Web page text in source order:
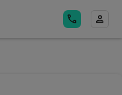
call person